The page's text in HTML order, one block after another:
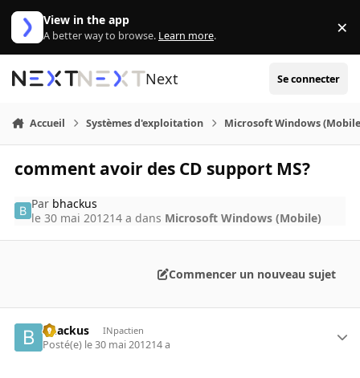
Aller au contenu
View in the app
A better way to browse. Learn more. ×
Next Se connecter
Accueil Systèmes d'exploitation Microsoft Windows
comment avoir des CD support MS?
Par bhackus
le 30 mai 201214 a dans Microsoft Windows (Mobile)
Commencer un nouveau sujet
bhackus INpactien
Posté(e) le 30 mai 201214 a